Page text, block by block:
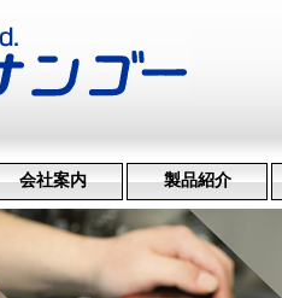
会社案内
ミッション
会社概要
機械設備
沿革・受賞歴
製品紹介
機械加工
治具･省力化機械
試作・開発
特許技術